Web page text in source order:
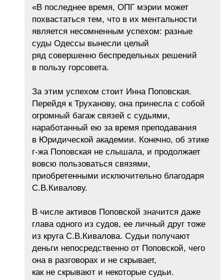
«В последнее время, ОПГ мэрии может
похвастаться тем, что в их ментальности
является несомненным успехом: разные
суды Одессы вынесли целый
ряд совершенно беспредельных решений
в пользу горсовета.
За этим успехом стоит Инна Поповская.
Перейдя к Труханову, она принесла с собой
огромный багаж связей с судьями,
наработанный ею за время преподавания
в Юридической академии. Конечно, об этике
г-жа Поповская не слышала, и продолжает
вовсю пользоваться связями,
приобретенными исключительно благодаря
С.В.Кивалову.
В числе активов Поповской значится даже
глава одного из судов, ее личный друг тоже
из круга С.В.Кивалова. Судьи получают
деньги непосредственно от Поповской, чего
она в разговорах и не скрывает,
как не скрывают и некоторые судьи.